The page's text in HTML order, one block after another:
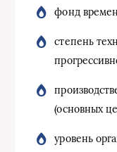
фонд
степень
(основных
уровень